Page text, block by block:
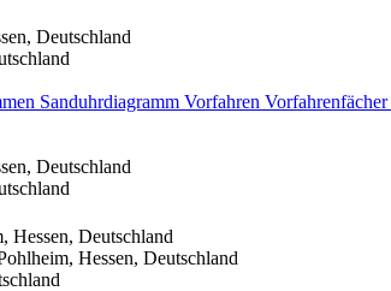
Deutschland
Sanduhrdiagramm Vorfahren Vorfahrenfächer
Deutschland
Hessen, Deutschland
Hessen, Deutschland